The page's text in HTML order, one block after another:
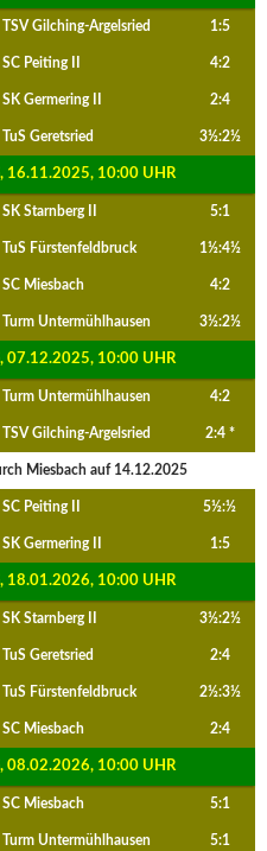
TSV Gilching-Argelsried 1:5
SC Peiting II 4:2
SK Germering II 2:4
TuS Geretsried 3½:2½
16.11.2025, 10:00 UHR
SK Starnberg II 5:1
TuS Fürstenfeldbruck 1½:4½
SC Miesbach 4:2
Turm Untermühlhausen 3½:2½
07.12.2025, 10:00 UHR
Turm Untermühlhausen 4:2
TSV Gilching-Argelsried 2:4 *
Miesbach auf 14.12.2025
SC Peiting II 5½:½
SK Germering II 1:5
18.01.2026, 10:00 UHR
SK Starnberg II 3½:2½
TuS Geretsried 2:4
TuS Fürstenfeldbruck 2½:3½
SC Miesbach 2:4
08.02.2026, 10:00 UHR
SC Miesbach 5:1
Turm Untermühlhausen 5:1